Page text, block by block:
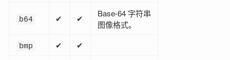
b64 ✔ ✔
Base-64 字符串
图像格式。
bmp ✔ ✔